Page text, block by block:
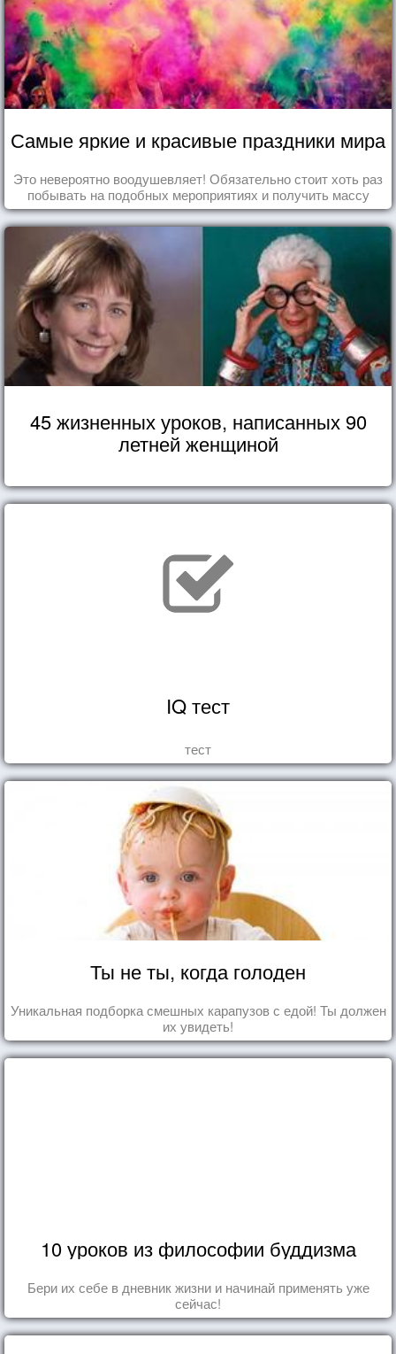
Самые яркие и красивые праздники мира
Это невероятно воодушевляет! Обязательно стоит хоть раз
побывать на подобных мероприятиях и получить массу
впечатлений!
45 жизненных уроков, написанных 90
летней женщиной
IQ тест
тест
Ты не ты, когда голоден
Уникальная подборка смешных карапузов с едой! Ты должен
их увидеть!
10 уроков из философии буддизма
Бери их себе в дневник жизни и начинай применять уже
сейчас!